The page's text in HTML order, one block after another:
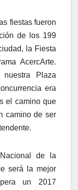
fiestas fueron
de los 199
la Fiesta
AcercArte.
nuestra Plaza
era
el camino que
camino de ser
de la
será la mejor
un 2017